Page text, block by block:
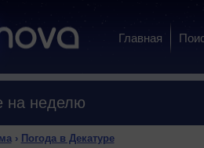
Главная
на неделю
› Погода в Декатуре